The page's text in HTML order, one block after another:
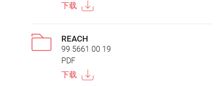
下载
REACH
99 5661 00 19
PDF
下载